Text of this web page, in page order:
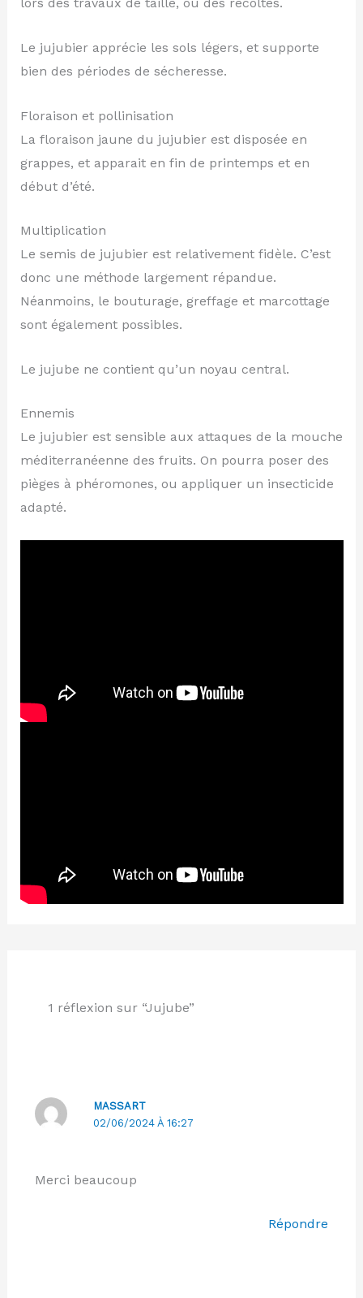
lors des travaux de taille, ou des récoltes.
Le jujubier apprécie les sols légers, et supporte
bien des périodes de sécheresse.
Floraison et pollinisation
La floraison jaune du jujubier est disposée en
grappes, et apparait en fin de printemps et en
début d’été.
Multiplication
Le semis de jujubier est relativement fidèle. C’est
donc une méthode largement répandue.
Néanmoins, le bouturage, greffage et marcottage
sont également possibles.
Le jujube ne contient qu’un noyau central.
Ennemis
Le jujubier est sensible aux attaques de la mouche
méditerranéenne des fruits. On pourra poser des
pièges à phéromones, ou appliquer un insecticide
adapté.
1 réflexion sur “Jujube”
MASSART
02/06/2024 À 16:27
Merci beaucoup
Répondre